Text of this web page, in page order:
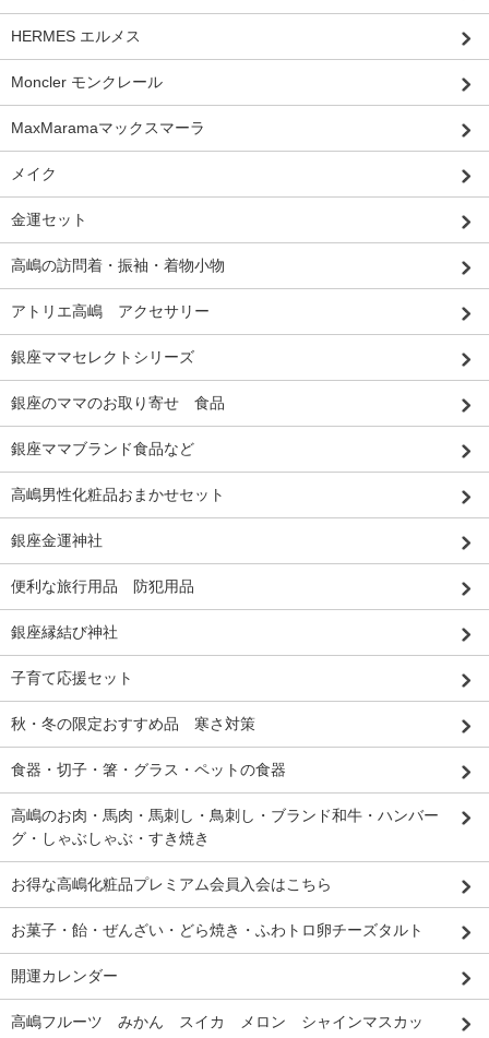
HERMES エルメス
Moncler モンクレール
MaxMaramaマックスマーラ
メイク
金運セット
高嶋の訪問着・振袖・着物小物
アトリエ高嶋 アクセサリー
銀座ママセレクトシリーズ
銀座のママのお取り寄せ 食品
銀座ママブランド食品など
高嶋男性化粧品おまかせセット
銀座金運神社
便利な旅行用品 防犯用品
銀座縁結び神社
子育て応援セット
秋・冬の限定おすすめ品 寒さ対策
食器・切子・箸・グラス・ペットの食器
高嶋のお肉・馬肉・馬刺し・鳥刺し・ブランド和牛・ハンバー
グ・しゃぶしゃぶ・すき焼き
お得な高嶋化粧品プレミアム会員入会はこちら
お菓子・飴・ぜんざい・どら焼き・ふわトロ卵チーズタルト
開運カレンダー
高嶋フルーツ みかん スイカ メロン シャインマスカッ